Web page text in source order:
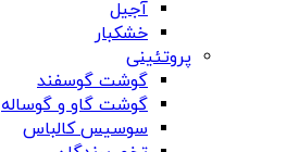
آجیل
خشکبار
پروتئینی
گوشت گوسفند
گوشت گاو و گوساله
سوسیس کالباس